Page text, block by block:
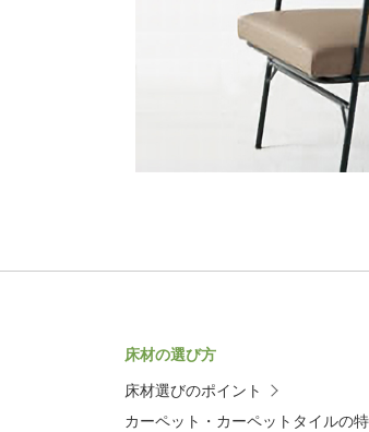
床材の選び方
床材選びのポイント
カーペット・カーペットタイルの